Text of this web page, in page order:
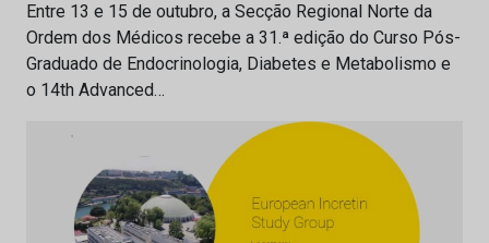
Entre 13 e 15 de outubro, a Secção Regional Norte da
Ordem dos Médicos recebe a 31.ª edição do Curso Pós-
Graduado de Endocrinologia, Diabetes e Metabolismo e
o 14th Advanced…